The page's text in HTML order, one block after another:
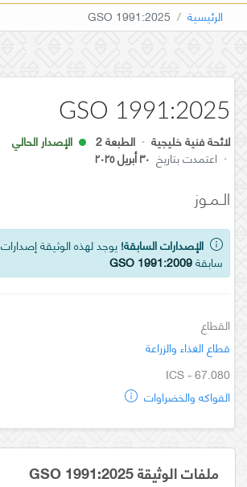
الرئيسية GSO 1991:2025
GSO 1991:2025
لائحة فنية خليجية · الطبعة 2
الإصدار الحالي
· اعتمدت بتاريخ ٣٠ أبريل ٢٠٢٥
الـمـوز
الإصدارات السابقة! يوجد لهذه الوثيقة إصدارات
سابقةGSO 1991:2009
القطاع
قطاع الغذاء والزراعة
ICS - 67.080
الفواكه والخضراوات
ملفات الوثيقة GSO 1991:2025